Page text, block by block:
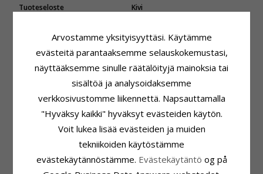
Tuoteseloste
14
Jalometalli: Kultaa
Pinta: Kiiltävä
Kivi
Kivi:Timantti
Timantin Väri:Wesselton
Timantin Kirkkaus:SI
Karaatti:
Kiinnitys
23,0 mm
Korkeus Ilman Riipuspidikettä:
20,0 mm
Toimitusaika
Sopii Leveisiin Kultaketjuihin
Käärme Maks.:
Venetsia Maks.:
Arvostamme yksityisyyttäsi. Käytämme
evästeitä parantaaksemme selauskokemustasi,
näyttääksemme sinulle räätälöityjä mainoksia tai
sisältöä ja analysoidaksemme
verkkosivustomme liikennettä. Napsauttamalla
"Hyväksy kaikki" hyväksyt evästeiden käytön.
Voit lukea lisää evästeiden ja muiden
tekniikoiden käytöstämme
evästekäytännöstämme. Evästekäytäntö og på